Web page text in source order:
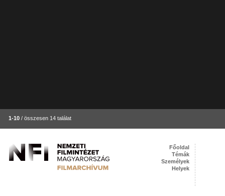
1-10 / összesen 14 találat
Főoldal
Témák
Személyek
Helyek